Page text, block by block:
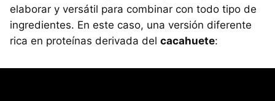
elaborar y versátil para combinar con todo tipo de
ingredientes. En este caso, una versión diferente
rica en proteínas derivada del cacahuete: